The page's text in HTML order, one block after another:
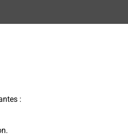
:
à PISSOS (40410) !
à PISSOS.